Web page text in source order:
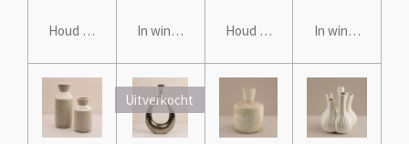
Houd mij op de hoogteIn winkelwagen Houd mij op de hoogteIn winkelwagen
Uitverkocht